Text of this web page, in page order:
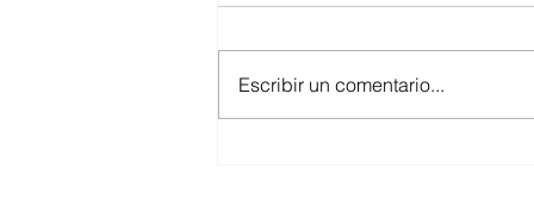
Escribir un comentario...